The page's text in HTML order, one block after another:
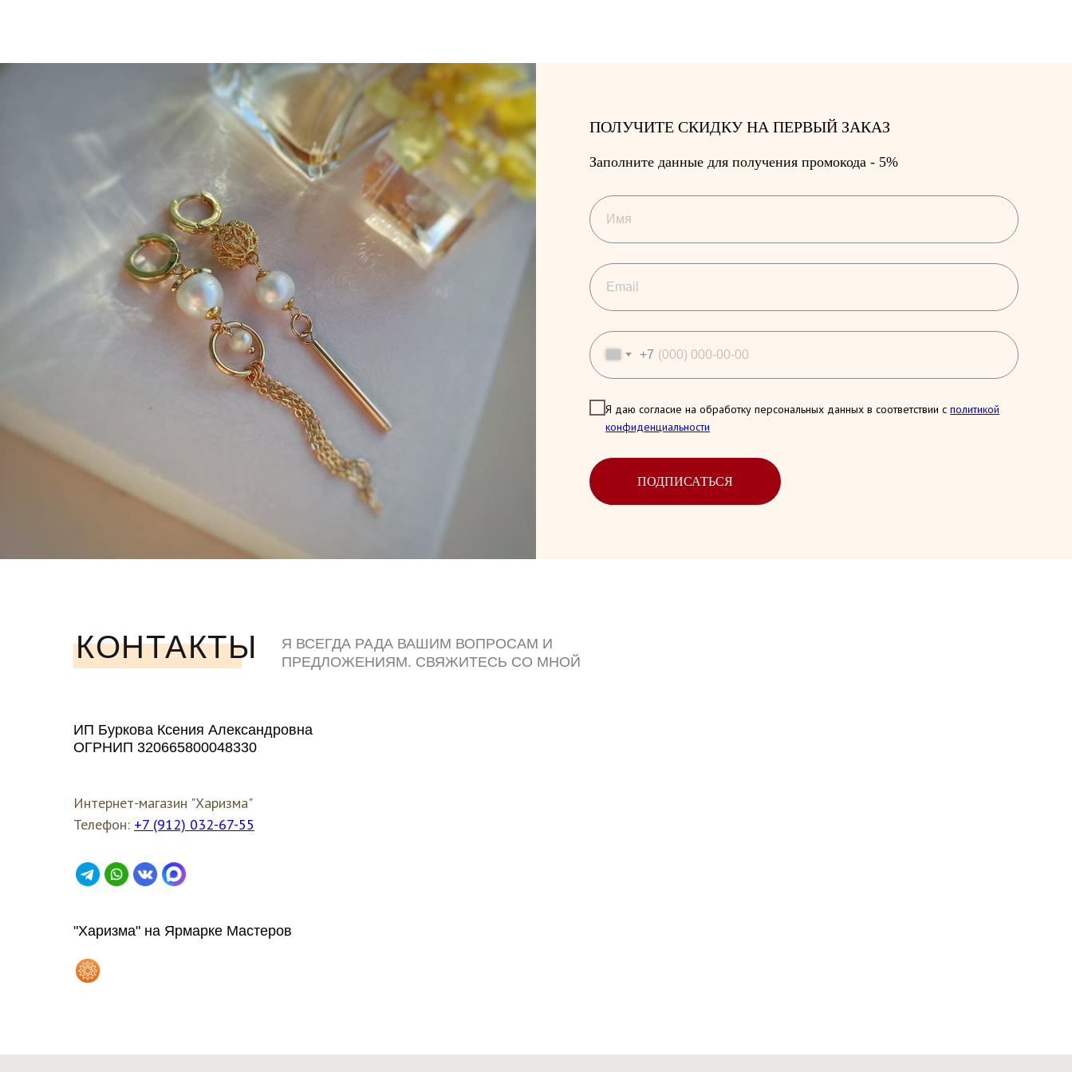
ПОЛУЧИТЕ СКИДКУ НА ПЕРВЫЙ ЗАКАЗ
Заполните данные для получения промокода - 5%
+7
Я даю согласие на обработку персональных данных в соответствии сполитикой
конфиденциальности
ПОДПИСАТЬСЯ
Я ВСЕГДА РАДА ВАШИМ ВОПРОСАМ И
ПРЕДЛОЖЕНИЯМ. СВЯЖИТЕСЬ СО МНОЙ
КОНТАКТЫ
ИП Буркова Ксения Александровна
ОГРНИП 320665800048330
Интернет-магазин "Харизма"
Телефон: +7 (912) 032-67-55
"Харизма" на Ярмарке Мастеров